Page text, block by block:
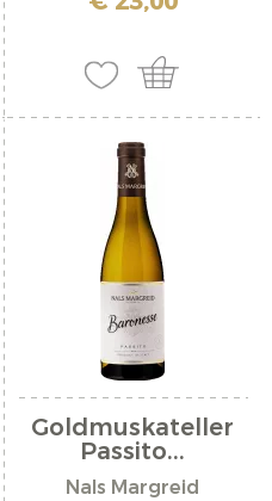
Goldmuskateller
Passito...
Nals Margreid